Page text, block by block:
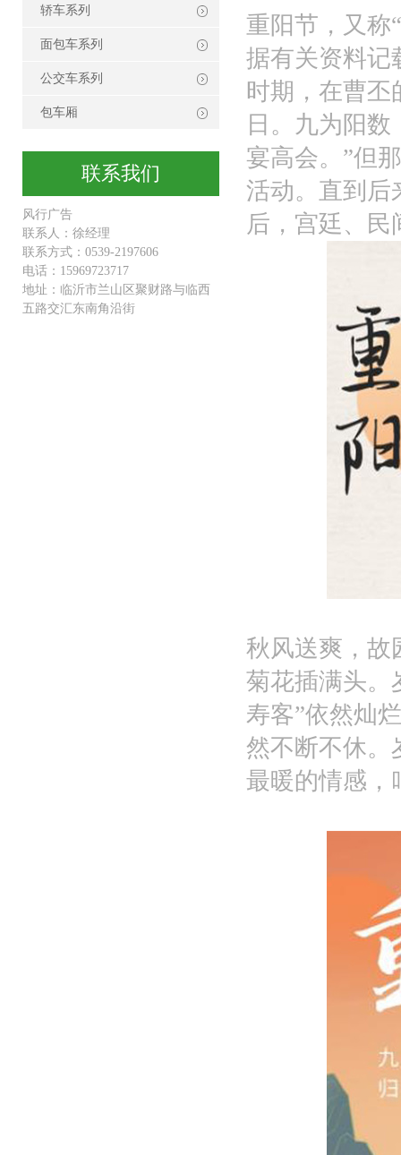
轿车系列
面包车系列
公交车系列
包车厢
联系我们
风行广告
联系人：徐经理
联系方式：0539-2197606
电话：15969723717
地址：临沂市兰山区聚财路与临西
五路交汇东南角沿街
重阳节，又称
据有关资料记
时期，在曹丕
日。九为阳
宴高会。”但
活动。直到后
后，宫廷、民
秋风送爽，故
菊花插满头。
寿客”依然灿
然不断不休。
最暖的情感，